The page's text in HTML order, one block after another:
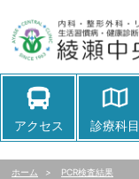
アクセス 診療科目
ホーム > PCR検査結果